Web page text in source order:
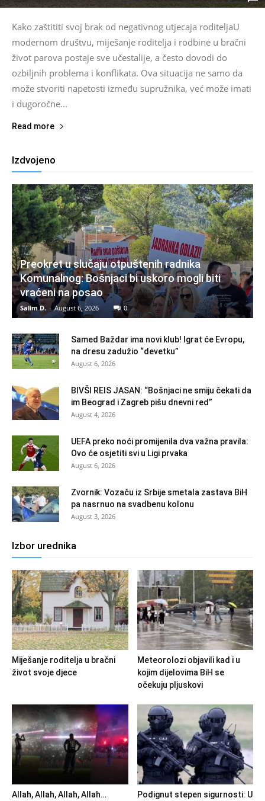
Kako zaštititi svoj brak od negativnog utjecaja roditeljaU
modernom društvu, miješanje roditelja i rodbine u bračni
život parova postaje sve učestalije, a često dovodi do
ozbiljnih problema i konflikata. Ova situacija ne samo da
može stvoriti napetosti između supružnika, već može imati
i dugoročne...
Read more
Izdvojeno
Preokret u slučaju otpuštenih radnika
Komunalnog: Bošnjaci bi uskoro mogli biti
vraćeni na posao
Salim D. - August 6, 2026 0
Samed Baždar ima novi klub! Igrat će Evropu,
na dresu zadužio “devetku”
August 6, 2026
BIVŠI REIS JASAN: “Bošnjaci ne smiju čekati da
im Beograd i Zagreb pišu dnevni red”
August 4, 2026
UEFA preko noći promijenila dva važna pravila:
Ovo će osjetiti svi u Ligi prvaka
August 6, 2026
Zvornik: Vozaču iz Srbije smetala zastava BiH
pa nasrnuo na svadbenu kolonu
August 3, 2026
Izbor urednika
Miješanje roditelja u bračni
život svoje djece
Meteorolozi objavili kad i u
kojim dijelovima BiH se
očekuju pljuskovi
Allah, Allah, Allah, Allah…
Podignut stepen sigurnosti: U